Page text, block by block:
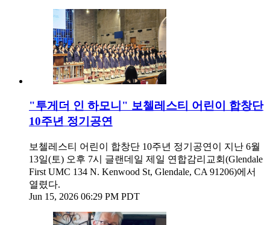
"투게더 인 하모니" 보첼레스티 어린이 합창단
10주년 정기공연
보첼레스티 어린이 합창단 10주년 정기공연이 지난 6월
13일(토) 오후 7시 글랜데일 제일 연합감리교회(Glendale
First UMC 134 N. Kenwood St, Glendale, CA 91206)에서
열렸다.
Jun 15, 2026 06:29 PM PDT